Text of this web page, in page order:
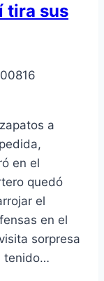
tira sus
16
a
en el
quedó
el
en el
sorpresa
tenido…